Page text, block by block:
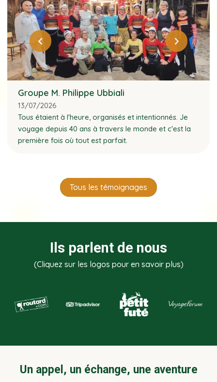
Groupe M. Philippe Ubbiali
13/07/2026
Tous étaient à l'heure, organisés et intentionnés. Je
voyage depuis 40 ans à travers le monde et c'est la
première fois où tout est parfait.
Tous les témoignages
Ils parlent de nous
(Cliquez sur les logos pour en savoir plus)
Un appel, un échange, une aventure